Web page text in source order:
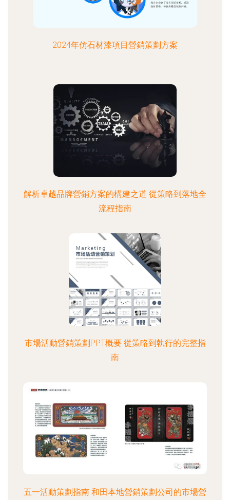
2024年仿石材漆項目營銷策劃方案
解析卓越品牌營銷方案的構建之道 從策略到落地全
流程指南
市場活動營銷策劃PPT概要 從策略到執行的完整指
南
五一活動策劃指南 和田本地營銷策劃公司的市場營